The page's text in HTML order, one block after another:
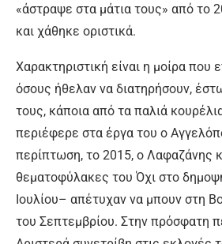
«άστραψε στα μάτια τους» από το
και χάθηκε οριστικά.
Χαρακτηριστική είναι η μοίρα που
όσους ήθελαν να διατηρήσουν,
τους, κάποια από τα παλιά
περιέφερε στα έργα του ο
περίπτωση, το 2015, ο Λαφαζάνης
θεματοφύλακες του Όχι στο
Ιουλίου– απέτυχαν να μπουν στη
του Σεπτεμβρίου. Στην πρόσφατη